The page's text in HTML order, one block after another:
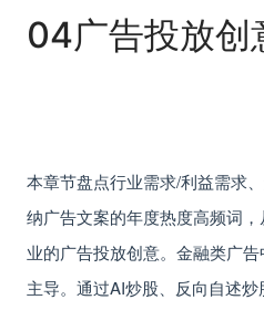
04广告投放创
本章节盘点行业需求/利益需求
纳广告文案的年度热度高频词
业的广告投放创意。 金融类广
主导。 通过AI炒股、反向自述炒